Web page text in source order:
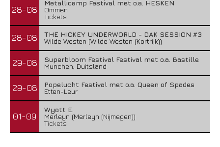
28-08
Metallicamp Festival met o.a. HESKEN
Ommen
Tickets
28-08
THE HICKEY UNDERWORLD - DAK SESSION #3
Wilde Westen (Wilde Westen (Kortrijk))
29-08
Superbloom Festival Festival met o.a. Bastille
Munchen, Duitsland
29-08
Popelucht Festival met o.a. Queen of Spades
Etten-Leur
01-09
Wyatt E.
Merleyn (Merleyn (Nijmegen))
Tickets